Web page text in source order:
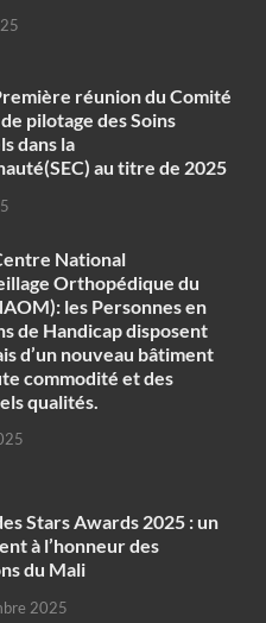
réunion du Comité
pilotage des Soins
dans la
au titre de 2025
National
Orthopédique du
les Personnes en
de Handicap disposent
d’un nouveau bâtiment
commodité et des
qualités.
Stars Awards 2025 : un
à l’honneur des
du Mali
2025